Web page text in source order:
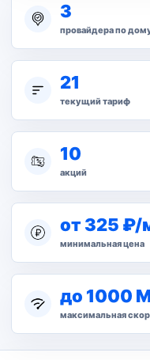
3
провайдера по
21
текущий тариф
10
акций
от 325 ₽/
минимальная цена
до 1000
максимальная